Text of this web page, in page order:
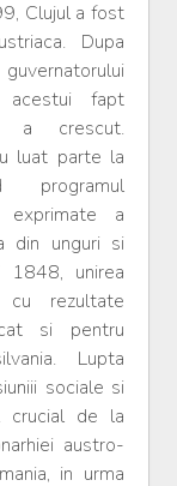
Clujul a fost
Dupa
acestui fapt
a crescut.
luat parte la
programul
exprimate a
din unguri si
unirea
cu rezultate
si pentru
Lupta
sociale si
crucial de la
austro-
in urma